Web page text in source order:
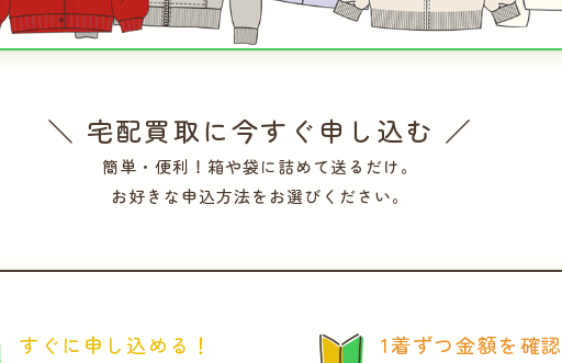
＼ 宅配買取に今すぐ申し込む ／
簡単・便利！箱や袋に詰めて送るだけ。
お好きな申込方法をお選びください。
すぐに申し込める！
1着ずつ金額を確認